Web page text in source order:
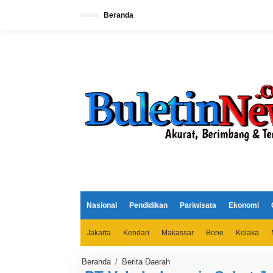
Beranda
Nasional Pendidikan Pariwisata Ekonomi
Jakarta Kendari Makassar Bone Kolaka
Beranda / Berita Daerah